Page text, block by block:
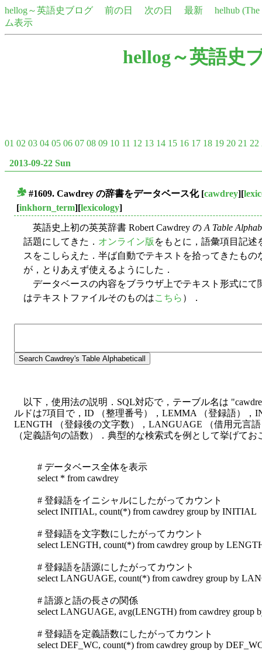
hellog～英語史ブログ 前の日 次の日 最新
helhub
ム表示
hellog～英語史
01 02 03 04 05 06 07 08 09 10 11 12 13 14 15 16 17 18 19 20 21 22
2013-09-22 Sun
#1609. Cawdrey の辞書をデータベース化[cawdrey][
[inkhorn_term][lexicology]
英語史上初の英英辞書 Robert Cawdrey の A Table
話題にしてきた． オンライン版 をもとに，語彙項目記
スをこしらえた．半ば自動でテキストを拾ってきたも
が，とりあえず使えるようにした．
データベースの内容をブラウザ上でテキスト形式にて
はテキストファイルそのものはこちら ）．
以下，使用法の説明．SQL対応で，テーブル名は
ルドは7項目で，ID （整理番号），LEMMA （登録語），
LENGTH （登録後の文字数），LANGUAGE （借用元言
（定義語句の語数）．典型的な検索式を例として挙げてお
# データベース全体を表示
select * from cawdrey
# 登録語をイニシャルにしたがってカウント
select INITIAL, count(*) from cawdrey group by INITIAL
# 登録語を文字数にしたがってカウント
select LENGTH, count(*) from cawdrey group by
# 登録語を語源にしたがってカウント
select LANGUAGE, count(*) from cawdrey group by
# 語源と語の長さの関係
select LANGUAGE, avg(LENGTH) from cawdrey group
# 登録語を定義語数にしたがってカウント
select DEF_WC, count(*) from cawdrey group by